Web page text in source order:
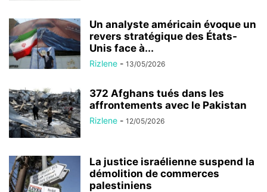
Un analyste américain évoque un
revers stratégique des États-
Unis face à...
Rizlene - 13/05/2026
372 Afghans tués dans les
affrontements avec le Pakistan
Rizlene - 12/05/2026
La justice israélienne suspend la
démolition de commerces
palestiniens